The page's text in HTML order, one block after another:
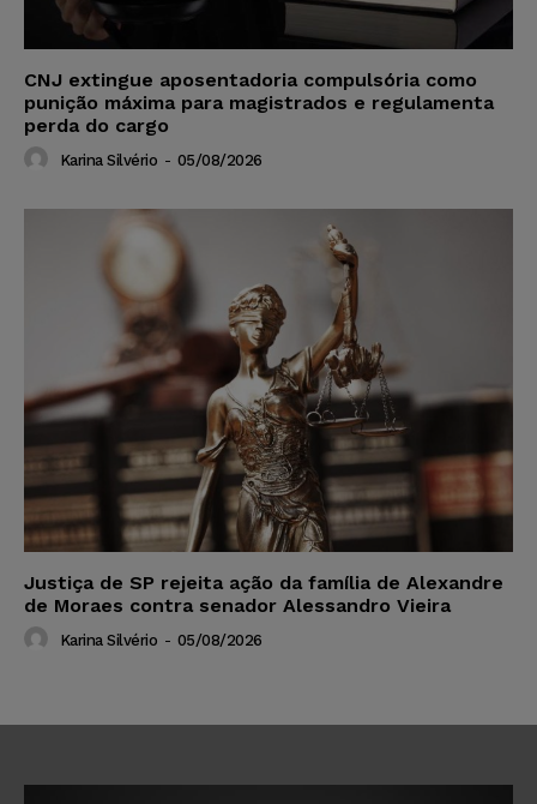
CNJ extingue aposentadoria compulsória como
punição máxima para magistrados e regulamenta
perda do cargo
Karina Silvério - 05/08/2026
Justiça de SP rejeita ação da família de Alexandre
de Moraes contra senador Alessandro Vieira
Karina Silvério - 05/08/2026